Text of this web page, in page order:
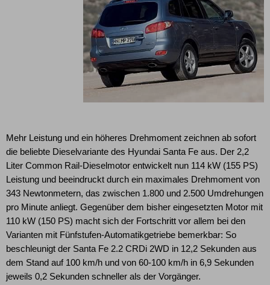
Mehr Leistung und ein höheres Drehmoment zeichnen ab sofort
die beliebte Dieselvariante des Hyundai Santa Fe aus. Der 2,2
Liter Common Rail-Dieselmotor entwickelt nun 114 kW (155 PS)
Leistung und beeindruckt durch ein maximales Drehmoment von
343 Newtonmetern, das zwischen 1.800 und 2.500 Umdrehungen
pro Minute anliegt. Gegenüber dem bisher eingesetzten Motor mit
110 kW (150 PS) macht sich der Fortschritt vor allem bei den
Varianten mit Fünfstufen-Automatikgetriebe bemerkbar: So
beschleunigt der Santa Fe 2.2 CRDi 2WD in 12,2 Sekunden aus
dem Stand auf 100 km/h und von 60-100 km/h in 6,9 Sekunden
jeweils 0,2 Sekunden schneller als der Vorgänger.